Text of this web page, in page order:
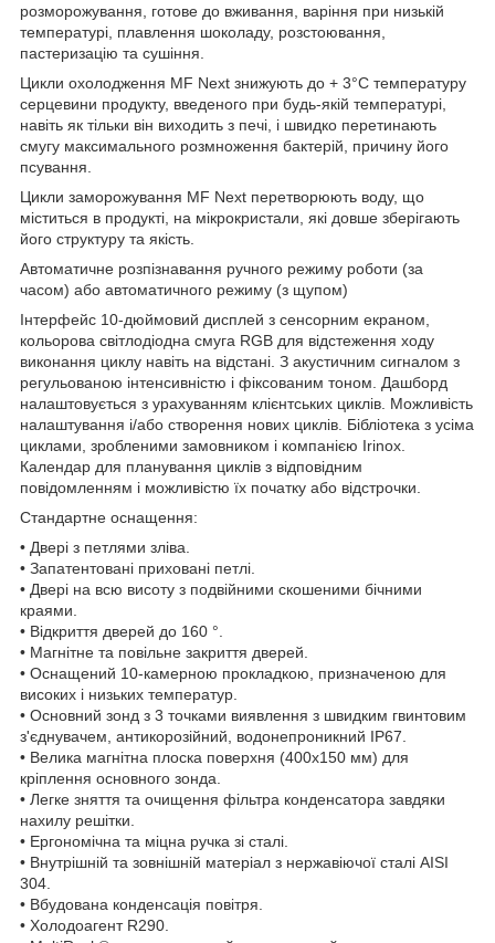
розморожування, готове до вживання, варіння при низькій
температурі, плавлення шоколаду, розстоювання,
пастеризацію та сушіння.
Цикли охолодження MF Next знижують до + 3°C температуру
серцевини продукту, введеного при будь-якій температурі,
навіть як тільки він виходить з печі, і швидко перетинають
смугу максимального розмноження бактерій, причину його
псування.
Цикли заморожування MF Next перетворюють воду, що
міститься в продукті, на мікрокристали, які довше зберігають
його структуру та якість.
Автоматичне розпізнавання ручного режиму роботи (за
часом) або автоматичного режиму (з щупом)
Інтерфейс 10-дюймовий дисплей з сенсорним екраном,
кольорова світлодіодна смуга RGB для відстеження ходу
виконання циклу навіть на відстані. З акустичним сигналом з
регульованою інтенсивністю і фіксованим тоном. Дашборд
налаштовується з урахуванням клієнтських циклів. Можливість
налаштування і/або створення нових циклів. Бібліотека з усіма
циклами, зробленими замовником і компанією Irinox.
Календар для планування циклів з відповідним
повідомленням і можливістю їх початку або відстрочки.
Стандартне оснащення:
• Двері з петлями зліва.
• Запатентовані приховані петлі.
• Двері на всю висоту з подвійними скошеними бічними
краями.
• Відкриття дверей до 160 °.
• Магнітне та повільне закриття дверей.
• Оснащений 10-камерною прокладкою, призначеною для
високих і низьких температур.
• Основний зонд з 3 точками виявлення з швидким гвинтовим
з'єднувачем, антикорозійний, водонепроникний IP67.
• Велика магнітна плоска поверхня (400x150 мм) для
кріплення основного зонда.
• Легке зняття та очищення фільтра конденсатора завдяки
нахилу решітки.
• Ергономічна та міцна ручка зі сталі.
• Внутрішній та зовнішній матеріал з нержавіючої сталі AISI
304.
• Вбудована конденсація повітря.
• Холодоагент R290.